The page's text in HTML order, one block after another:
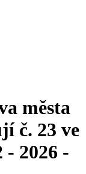
města
č. 23 ve
- 2026 -